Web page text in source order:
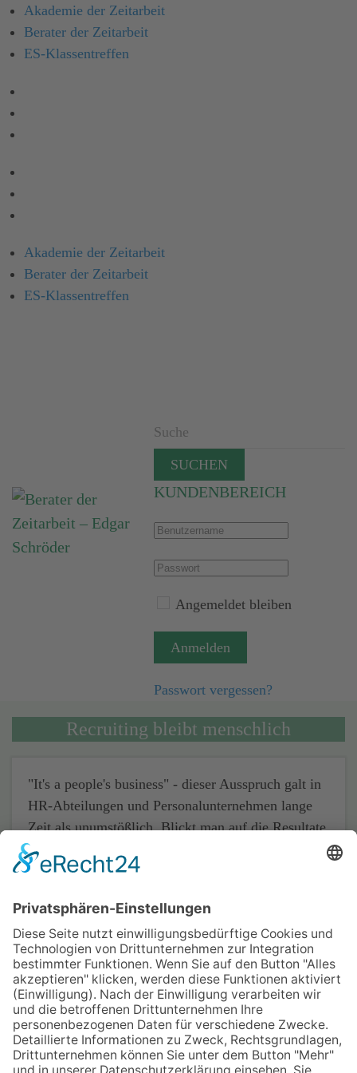
Akademie der Zeitarbeit
Berater der Zeitarbeit
ES-Klassen­treffen
Akademie der Zeitarbeit
Berater der Zeitarbeit
ES-Klassentreffen
SUCHEN
KUNDENBEREICH
Angemeldet bleiben
Anmelden
Passwort vergessen?
Recruiting bleibt menschlich
"It's a people's business" - dieser Ausspruch galt in
HR-Abteilungen und Personalunternehmen lange
Zeit als unumstößlich. Blickt man auf die Resultate
der neuen Orizon Befragung unter
Personalverantwortlichen, wird das Recruiting auch
die Studie gab das Personalunternehmen Orizon im
Oktober 2018 über 1.000 Mitarbeitenden und
Verantwortlichen in Personalabteilungen
Gelegenheit, ihre Sichtweise zu äußern.
Durchgeführt wurde die Umfrage vom
unabhängigen Marktforschungsinstitut Lünendonk.
Quelle: Orizon GmbH